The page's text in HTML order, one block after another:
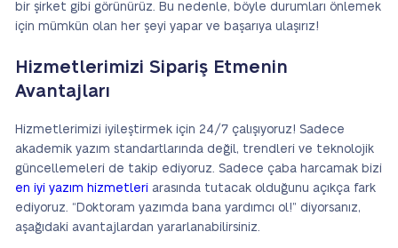
bir şirket gibi görünürüz. Bu nedenle, böyle durumları önlemek
için mümkün olan her şeyi yapar ve başarıya ulaşırız!
Hizmetlerimizi Sipariş Etmenin
Avantajları
Hizmetlerimizi iyileştirmek için 24/7 çalışıyoruz! Sadece
akademik yazım standartlarında değil, trendleri ve teknolojik
güncellemeleri de takip ediyoruz. Sadece çaba harcamak bizi
en iyi yazım hizmetleri arasında tutacak olduğunu açıkça fark
ediyoruz. “Doktoram yazımda bana yardımcı ol!” diyorsanız,
aşağıdaki avantajlardan yararlanabilirsiniz.